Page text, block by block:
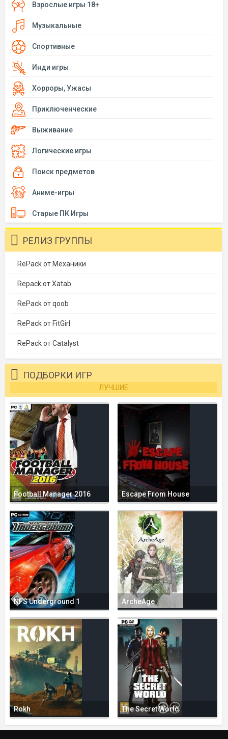
Взрослые игры 18+
Музыкальные
Спортивные
Инди игры
Хорроры, Ужасы
Приключенческие
Выживание
Логические игры
Поиск предметов
Аниме-игры
Старые ПК Игры
РЕЛИЗ ГРУППЫ
RePack от Механики
Repack от Xatab
RePack от qoob
RePack от FitGirl
RePack от Catalyst
ПОДБОРКИ ИГР
ЛУЧШИЕ
Football Manager 2016 Escape From House
NFS Underground 1 ArcheAge
Rokh The Secret World